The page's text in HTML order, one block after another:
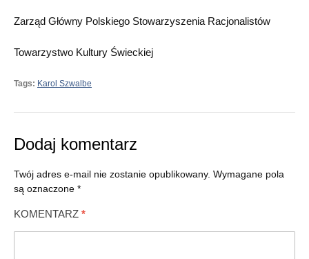
Zarząd Główny Polskiego Stowarzyszenia Racjonalistów
Towarzystwo Kultury Świeckiej
Tags: Karol Szwalbe
Dodaj komentarz
Twój adres e-mail nie zostanie opublikowany. Wymagane pola
są oznaczone *
KOMENTARZ *